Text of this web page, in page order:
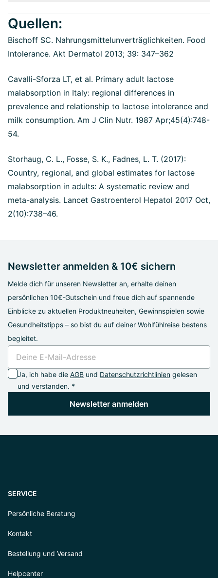
Quellen:
Bischoff SC. Nahrungsmittelunverträglichkeiten. Food
Intolerance. Akt Dermatol 2013; 39: 347–362
Cavalli-Sforza LT, et al. Primary adult lactose
malabsorption in Italy: regional differences in
prevalence and relationship to lactose intolerance and
milk consumption. Am J Clin Nutr. 1987 Apr;45(4):748-
54.
Storhaug, C. L., Fosse, S. K., Fadnes, L. T. (2017):
Country, regional, and global estimates for lactose
malabsorption in adults: A systematic review and
meta-analysis. Lancet Gastroenterol Hepatol 2017 Oct,
2(10):738–46.
Newsletter anmelden & 10€ sichern
Melde dich für unseren Newsletter an, erhalte deinen
persönlichen 10€-Gutschein und freue dich auf spannende
Einblicke zu aktuellen Produktneuheiten, Gewinnspielen sowie
Gesundheitstipps – so bist du auf deiner Wohlfühlreise bestens
begleitet.
Ja, ich habe die AGB und Datenschutzrichtlinien gelesen
und verstanden. *
Newsletter anmelden
SERVICE
Persönliche Beratung
Kontakt
Bestellung und Versand
Helpcenter